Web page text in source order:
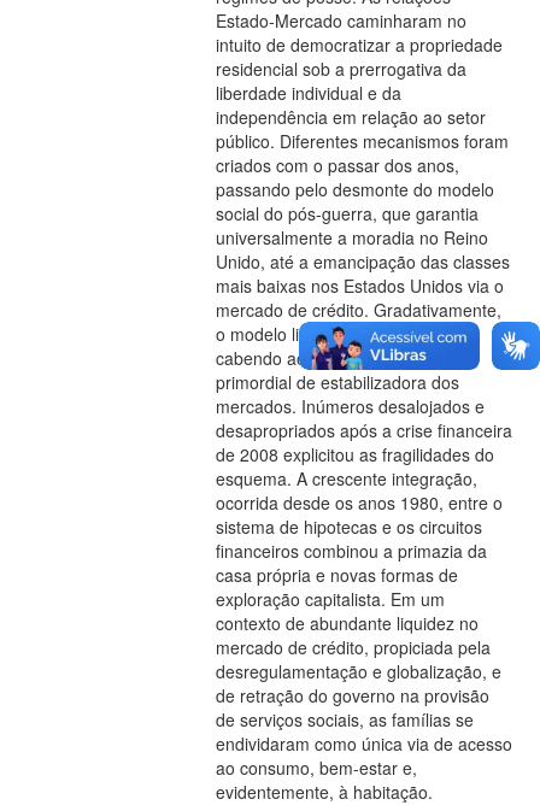
Estado-Mercado caminharam no
intuito de democratizar a propriedade
residencial sob a prerrogativa da
liberdade individual e da
independência em relação ao setor
público. Diferentes mecanismos foram
criados com o passar dos anos,
passando pelo desmonte do modelo
social do pós-guerra, que garantia
universalmente a moradia no Reino
Unido, até a emancipação das classes
mais baixas nos Estados Unidos via o
mercado de crédito. Gradativamente,
o modelo liberal se consolidou,
cabendo ao Estado à função
primordial de estabilizadora dos
mercados. Inúmeros desalojados e
desapropriados após a crise financeira
de 2008 explicitou as fragilidades do
esquema. A crescente integração,
ocorrida desde os anos 1980, entre o
sistema de hipotecas e os circuitos
financeiros combinou a primazia da
casa própria e novas formas de
exploração capitalista. Em um
contexto de abundante liquidez no
mercado de crédito, propiciada pela
desregulamentação e globalização, e
de retração do governo na provisão
de serviços sociais, as famílias se
endividaram como única via de acesso
ao consumo, bem-estar e,
evidentemente, à habitação.